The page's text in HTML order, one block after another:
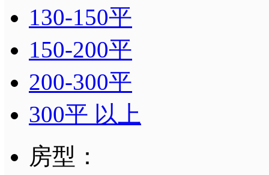
130-150平
150-200平
200-300平
300平 以上
房型：